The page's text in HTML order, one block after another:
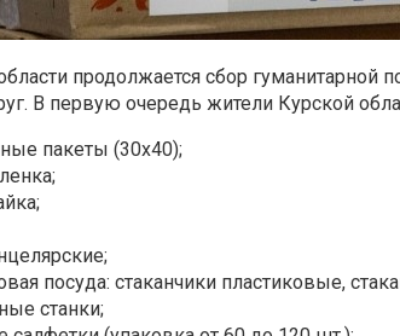
продолжается сбор гуманитарной
В первую очередь жители Курской
пакеты (30х40);
посуда: стаканчики пластиковые,
станки;